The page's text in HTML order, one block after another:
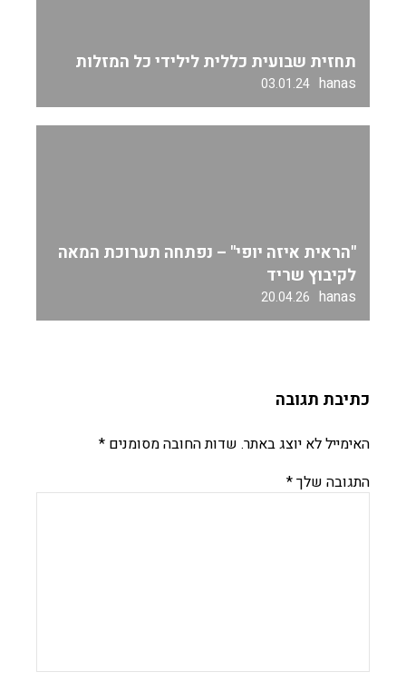
תחזית שבועית כללית לילידי כל המזלות
hanas
03.01.24
"הראית איזה יופי" – נפתחה תערוכת המאה
לקיבוץ שריד
hanas
20.04.26
כתיבת תגובה
האימייל לא יוצג באתר. שדות החובה מסומנים *
התגובה שלך*